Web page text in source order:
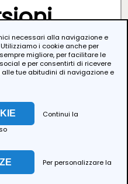
trekking
la terra d'Abruzzo. Trekking
a cavallo, escursioni in moto:
Stiffe
necessari alla navigazione e
i cookie anche per
migliore, per facilitare le
e per consentirti di ricevere
tue abitudini di navigazione e
Continui la
Per personalizzare la